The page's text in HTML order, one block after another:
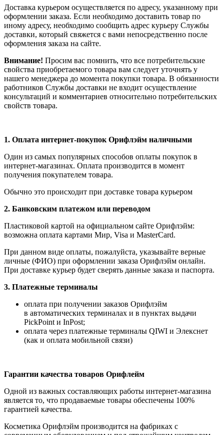
Доставка курьером осуществляется по адресу, указанному при
оформлении заказа. Если необходимо доставить товар по
иному адресу, необходимо сообщить адрес курьеру Службы
доставки, который свяжется с вами непосредственно после
оформления заказа на сайте.
Внимание! Просим вас помнить, что все потребительские
свойства приобретаемого товара вам следует уточнять у
нашего менеджера до момента покупки товара. В обязанности
работников Службы доставки не входит осуществление
консультаций и комментариев относительно потребительских
свойств товара.
1. Оплата интернет-покупок Орифлэйм наличными
Один из самых популярных способов оплаты покупок в
интернет-магазинах. Оплата производится в момент
получения покупателем товара.
Обычно это происходит при доставке товара курьером
2. Банковским платежом или переводом
Пластиковой картой на официальном сайте Орифлэйм:
возможна оплата картами Мир, Visa и MasterCard.
При данном виде оплаты, пожалуйста, указывайте верные
личные (ФИО) при оформлении заказа Орифлэйм онлайн.
При доставке курьер будет сверять данные заказа и паспорта.
3. Платежные терминалы
оплата при получении заказов Орифлэйм
в автоматических терминалах и в пунктах выдачи
PickPoint и InPost;
оплата через платежные терминалы QIWI и Элекснет
(как и оплата мобильной связи)
Гарантии качества товаров Орифлейм
Одной из важных составляющих работы интернет-магазина
является то, что продаваемые товары обеспечены 100%
гарантией качества.
Косметика Орифлэйм производится на фабриках с